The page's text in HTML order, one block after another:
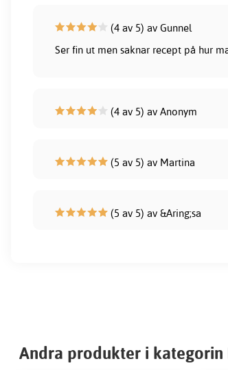
(4 av 5) av Gunnel
Ser fin ut men saknar recept på hur
(4 av 5) av Anonym
(5 av 5) av Martina
(5 av 5) av &Aring;sa
Andra produkter i kategorin